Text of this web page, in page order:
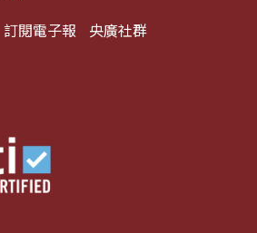
訂閱電子報 央廣社群